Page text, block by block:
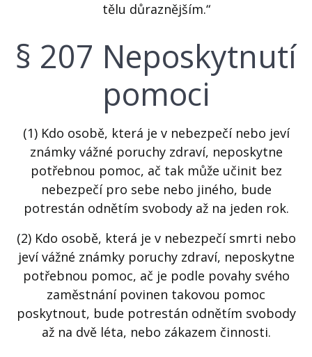
tělu důraznějším.“
§ 207 Neposkytnutí
pomoci
(1) Kdo osobě, která je v nebezpečí nebo jeví
známky vážné poruchy zdraví, neposkytne
potřebnou pomoc, ač tak může učinit bez
nebezpečí pro sebe nebo jiného, bude
potrestán odnětím svobody až na jeden rok.
(2) Kdo osobě, která je v nebezpečí smrti nebo
jeví vážné známky poruchy zdraví, neposkytne
potřebnou pomoc, ač je podle povahy svého
zaměstnání povinen takovou pomoc
poskytnout, bude potrestán odnětím svobody
až na dvě léta, nebo zákazem činnosti.